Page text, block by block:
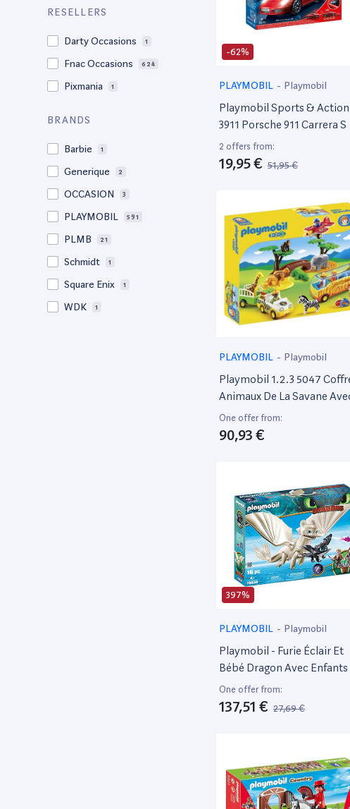
RESELLERS
Darty Occasions 1
Fnac Occasions 624
Pixmania 1
BRANDS
Barbie 1
Generique 2
OCCASION 3
PLAYMOBIL 591
PLMB 21
Schmidt 1
‎Square Enix 1
WDK 1
-62%
PLAYMOBIL - Playmobil
Playmobil Sports & Action
3911 Porsche 911 Carrera S
2 offers from:
19,95 € 51,95 €
PLAYMOBIL - Playmobil
Playmobil 1.2.3 5047
Animaux De La Savane
Gardien Et Touristes
One offer from:
90,93 €
397%
PLAYMOBIL - Playmobil
Playmobil - Furie Éclair Et
Bébé Dragon Avec Enfants
70038
One offer from:
137,51 € 27,69 €